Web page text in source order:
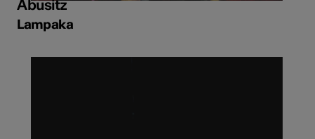
Abusitz
Lampaka